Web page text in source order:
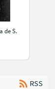
de S.
RSS